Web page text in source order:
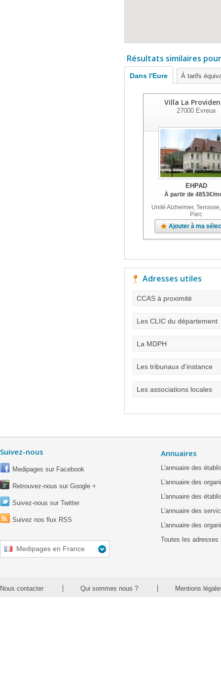
Résultats similaires
Dans l'Eure À tarifs
Villa La
27000Evreux
EHPAD
À partir de 4853€/
Unité Alzheimer,
Parc
Ajouter à ma
Adresses utiles
CCAS à proximité
Les CLIC du département
La MDPH
Les tribunaux d'instance
Les associations locales
Suivez-nous
Medipages sur Facebook
Retrouvez-nous sur Google +
Suivez-nous sur Twitter
Suivez nos flux RSS
Medipages en France
Annuaires
L'annuaire des
L'annuaire des
L'annuaire des
L'annuaire des
L'annuaire des
Toutes les adresses
Nous contacter Qui sommes nous ? Mentions